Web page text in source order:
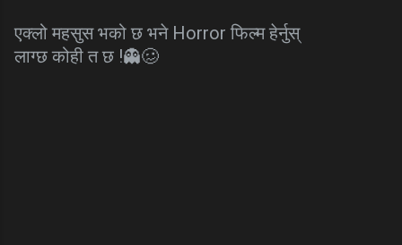
एक्लो महसुस भको छ भने Horror फिल्म हेर्नुस्
लाग्छ कोही त छ !👻🥴